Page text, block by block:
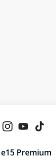
e15 Premium